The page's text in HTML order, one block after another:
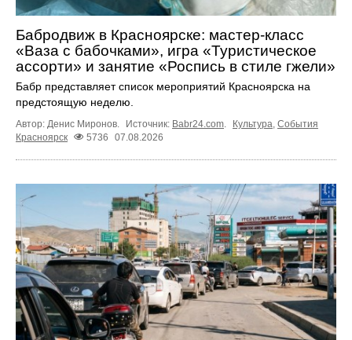
Бабродвиж в Красноярске: мастер-класс
«Ваза с бабочками», игра «Туристическое
ассорти» и занятие «Роспись в стиле гжели»
Бабр представляет список мероприятий Красноярска на
предстоящую неделю.
Автор: Денис Миронов. Источник: Babr24.com. Культура, События
Красноярск
5736 07.08.2026